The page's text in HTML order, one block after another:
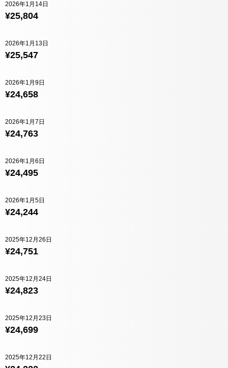
¥25,804
2026年1月14日
¥25,547
2026年1月13日
¥24,658
2026年1月9日
¥24,763
2026年1月7日
¥24,495
2026年1月6日
¥24,244
2026年1月5日
¥24,751
2025年12月26日
¥24,823
2025年12月24日
¥24,699
2025年12月23日
2025年12月22日